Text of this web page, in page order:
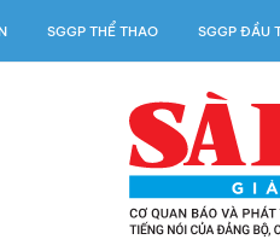
SGGP THỂ THAO SGGP ĐẦU